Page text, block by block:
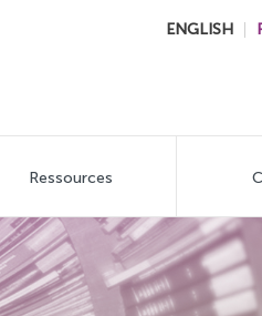
ENGLISH
Ressources